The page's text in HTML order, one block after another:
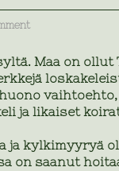
Maa on ollut
ja likaiset
ja kylkimyyryä
on saanut